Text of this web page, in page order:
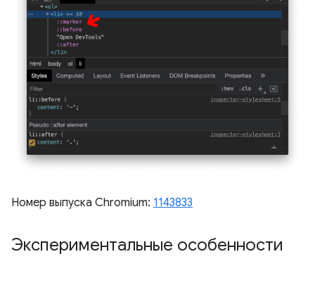
Номер выпуска Chromium: 1143833
Экспериментальные особенности